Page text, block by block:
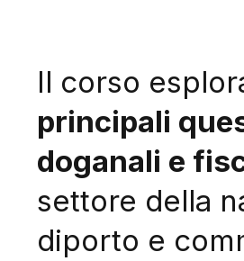
Il corso
principali
doganali e
settore della
diporto e